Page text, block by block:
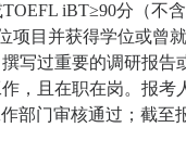
TOEFL iBT≥90分（不
目并获得学位或曾
写过重要的调研报告
，且在职在岗。报
部门审核通过；截